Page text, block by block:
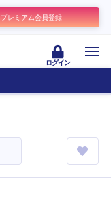
プレミアム会員登録
ログイン